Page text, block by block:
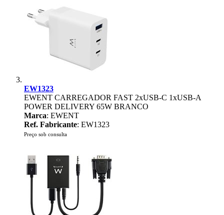
EW1323
EWENT CARREGADOR FAST 2xUSB-C 1xUSB-A
POWER DELIVERY 65W BRANCO
Marca: EWENT
Ref. Fabricante: EW1323
Preço sob consulta